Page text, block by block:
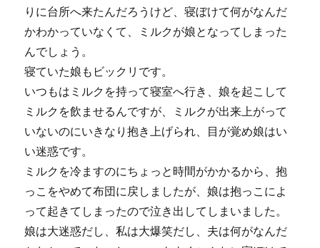
りに台所へ来たんだろうけど、寝ぼけて何がなんだ
かわかっていなくて、ミルクが娘となってしまった
んでしょう。
寝ていた娘もビックリです。
いつもはミルクを持って寝室へ行き、娘を起こして
ミルクを飲ませるんですが、ミルクが出来上がって
いないのにいきなり抱き上げられ、目が覚め娘はい
い迷惑です。
ミルクを冷ますのにちょっと時間がかかるから、抱
っこをやめて布団に戻しましたが、娘は抱っこによ
って起きてしまったので泣き出してしまいました。
娘は大迷惑だし、私は大爆笑だし、夫は何がなんだ